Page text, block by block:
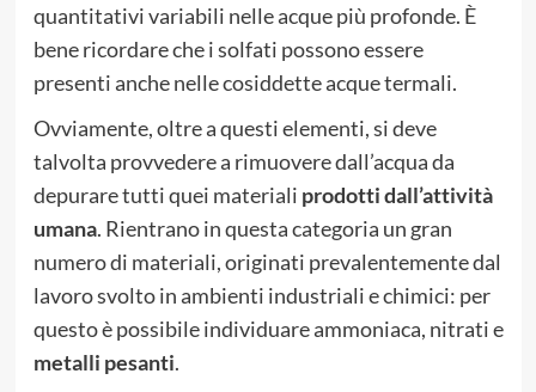
quantitativi variabili nelle acque più profonde. È
bene ricordare che i solfati possono essere
presenti anche nelle cosiddette acque termali.
Ovviamente, oltre a questi elementi, si deve
talvolta provvedere a rimuovere dall’acqua da
depurare tutti quei materiali prodotti dall’attività
umana. Rientrano in questa categoria un gran
numero di materiali, originati prevalentemente dal
lavoro svolto in ambienti industriali e chimici: per
questo è possibile individuare ammoniaca, nitrati e
metalli pesanti.